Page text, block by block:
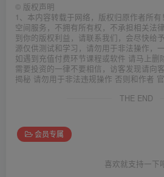
© 版权声明
1、本内容转载于网络，版权归原作者所
空间服务，不拥有所有权，不承担相关法
到你的版权利益，请联系我们，会尽快给
源仅供测试和学习，请勿用于非法操作，
如遇到充值付费环节课程或软件 请马上删
需要投资的一律不要相信，访客发现请向
揭秘 请勿用于非法违规操作 否则和作者
THE END
会员专属
喜欢就支持一下